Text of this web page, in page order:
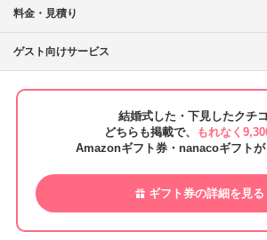
料金・見積り
ゲスト向けサービス
結婚式した・下見したクチ
どちらも掲載で、
もれなく
Amazonギフト券・nanacoギフトが
ギフト券の詳細を見る